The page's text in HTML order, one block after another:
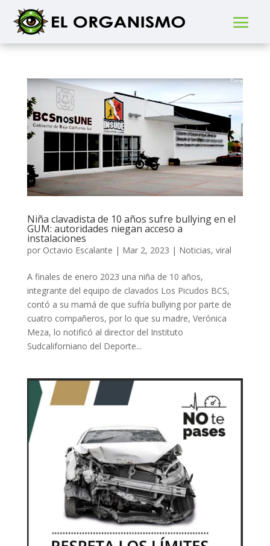
Niña clavadista de 10 años sufre bullying en el
GUM: autoridades niegan acceso a
instalaciones
por Octavio Escalante | Mar 2, 2023 | Noticias, viral
A finales de enero 2023 una niña de 10 años,
integrante del equipo de clavados Los Picudos BCS,
contó a su mamá de que sufría bullying por parte de
cuatro compañeros, por lo que su madre, Verónica
Meza, lo notificó al director del Instituto
Sudcaliforniano del Deporte...